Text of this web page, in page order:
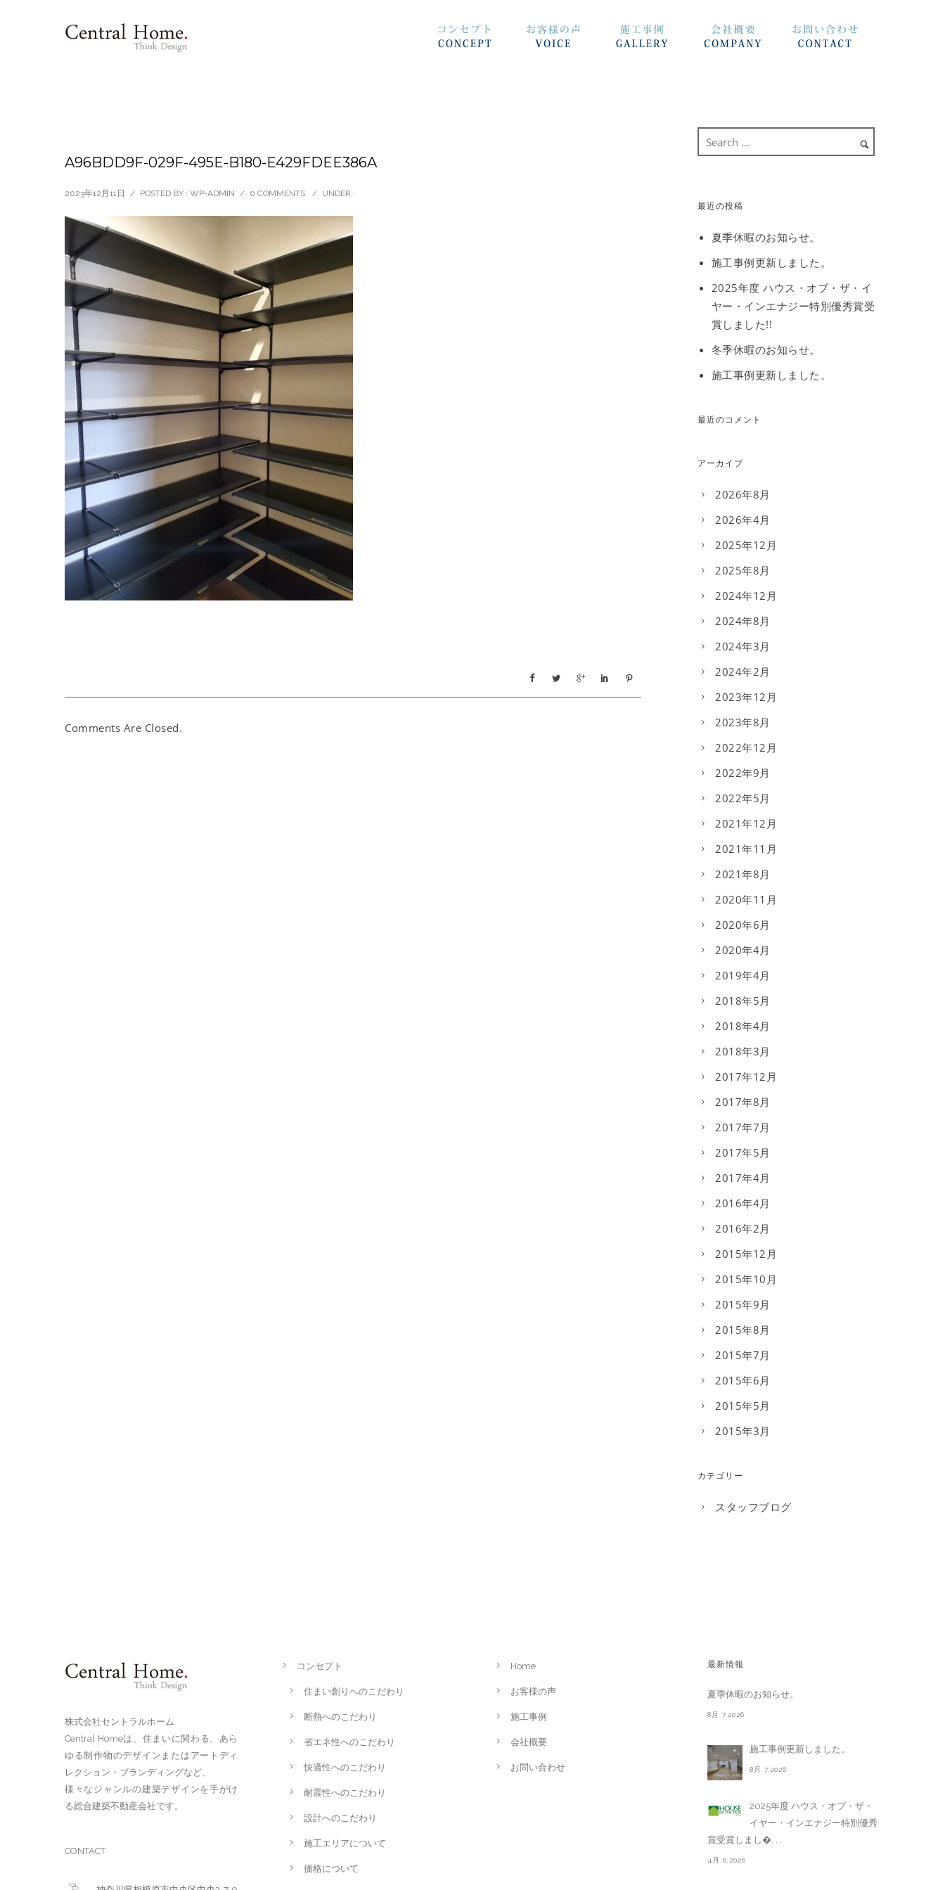
A96BDD9F-029F-495E-B180-E429FDEE386A
2023年12月11日 / POSTED BY : WP-ADMIN / 0 COMMENTS / UNDER :
Comments Are Closed.
最近の投稿
夏季休暇のお知らせ。
施工事例更新しました。
2025年度 ハウス・オブ・ザ・イ
ヤー・インエナジー特別優秀賞受
賞しました!!
冬季休暇のお知らせ。
施工事例更新しました。
最近のコメント
アーカイブ
2026年8月
2026年4月
2025年12月
2025年8月
2024年12月
2024年8月
2024年3月
2024年2月
2023年12月
2023年8月
2022年12月
2022年9月
2022年5月
2021年12月
2021年11月
2021年8月
2020年11月
2020年6月
2020年4月
2019年4月
2018年5月
2018年4月
2018年3月
2017年12月
2017年8月
2017年7月
2017年5月
2017年4月
2016年4月
2016年2月
2015年12月
2015年10月
2015年9月
2015年8月
2015年7月
2015年6月
2015年5月
2015年3月
カテゴリー
スタッフブログ
株式会社セントラルホーム
Central Homeは、住まいに関わる、あら
ゆる制作物のデザインまたはアートディ
レクション・ブランディングなど、
様々なジャンルの建築デザインを手がけ
る総合建築不動産会社です。
CONTACT
コンセプト
住まい創りへのこだわり
断熱へのこだわり
省エネ性へのこだわり
快適性へのこだわり
耐震性へのこだわり
設計へのこだわり
施工エリアについて
価格について
Home
お客様の声
施工事例
会社概要
お問い合わせ
最新情報
夏季休暇のお知らせ。
8月 7,2026
施工事例更新しました。
8月 7,2026
2025年度 ハウス・オブ・ザ・
イヤー・インエナジー特別優秀
賞受賞しまし�. . .
4月 6,2026